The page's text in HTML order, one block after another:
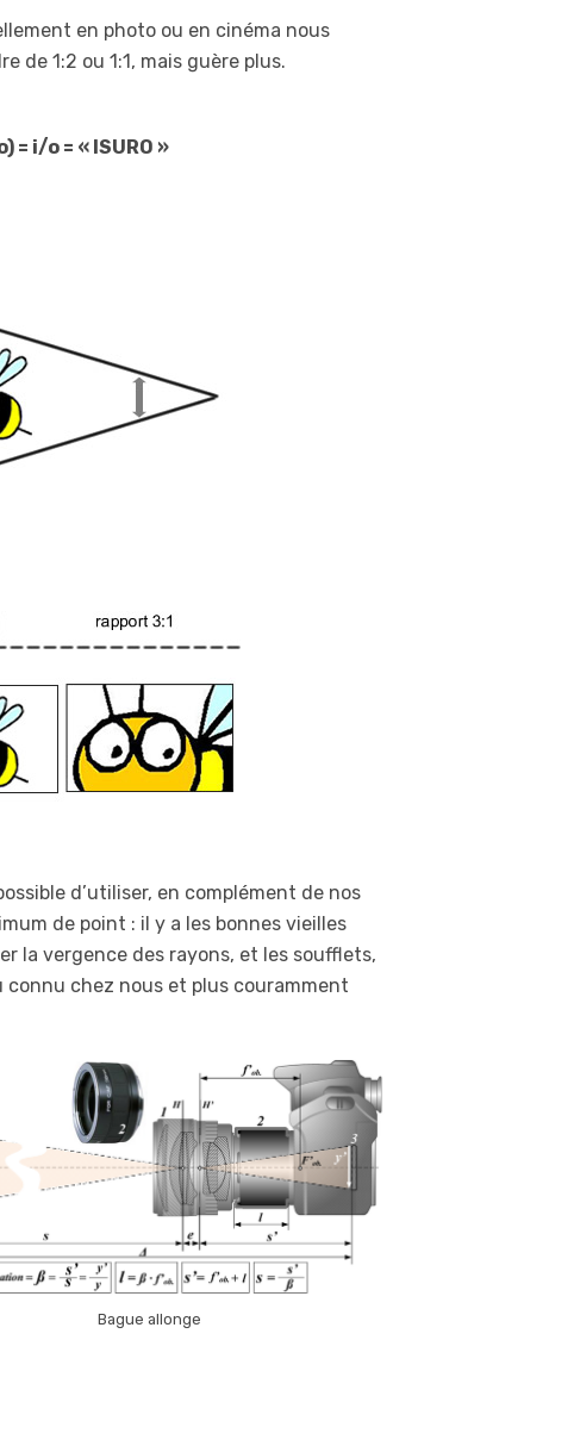
en photo ou en cinéma nous
de 1:2 ou 1:1, mais guère plus.
i/o = « ISURO »
d’utiliser, en complément de nos
de point : il y a les bonnes vieilles
la vergence des rayons, et les soufflets,
chez nous et plus couramment
Bague allonge